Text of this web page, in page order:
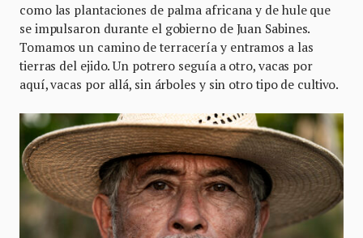
como las plantaciones de palma africana y de hule que
se impulsaron durante el gobierno de Juan Sabines.
Tomamos un camino de terracería y entramos a las
tierras del ejido. Un potrero seguía a otro, vacas por
aquí, vacas por allá, sin árboles y sin otro tipo de cultivo.